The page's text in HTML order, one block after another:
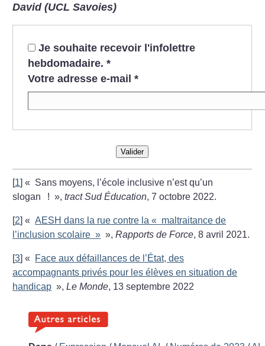
David (UCL Savoies)
Je souhaite recevoir l'infolettre
hebdomadaire. *
Votre adresse e-mail *
Valider
[1]« Sans moyens, l’école inclusive n’est qu’un
slogan
! »,tract Sud Éducation, 7 octobre 2022.
[2]« AESH dans la rue contre la « maltraitance de
l’inclusion scolaire » »,Rapports de Force, 8 avril 2021.
[3]«
Face aux défaillances de l’État, des
accompagnants privés pour les élèves en situation de
handicap »,Le Monde, 13 septembre 2022